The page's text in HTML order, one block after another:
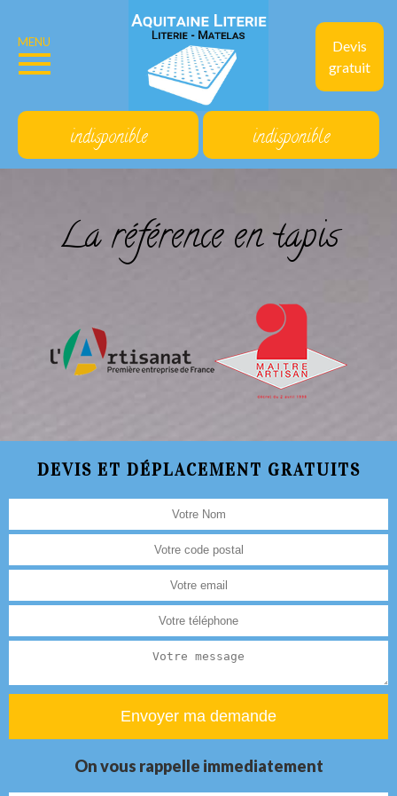
Devis
gratuit
MENU
indisponible indisponible
La référence en tapis
DEVIS ET DÉPLACEMENT GRATUITS
On vous rappelle immediatement